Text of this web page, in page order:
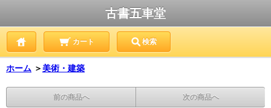
古書五車堂
カート 検索
ホーム ＞美術・建築
前の商品へ 次の商品へ